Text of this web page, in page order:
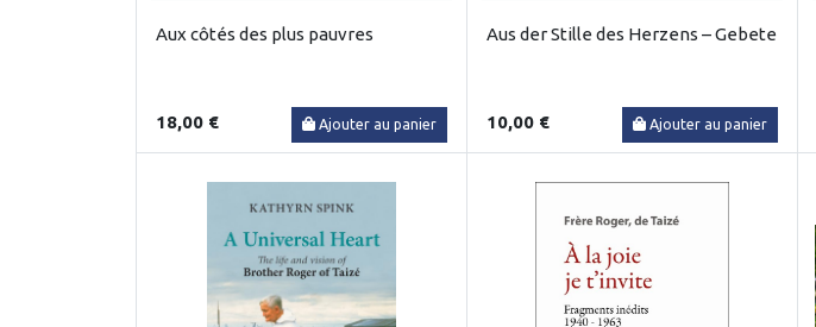
Aux côtés des plus pauvres
18,00 € Ajouter au panier
Aus der Stille des Herzens – Gebete
10,00 € Ajouter au panier